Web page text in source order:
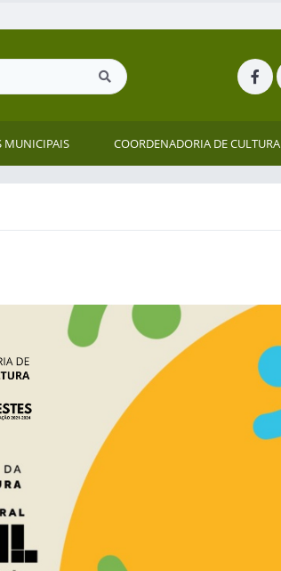
MUNICIPAIS COORDENADORIA DE CULTURA